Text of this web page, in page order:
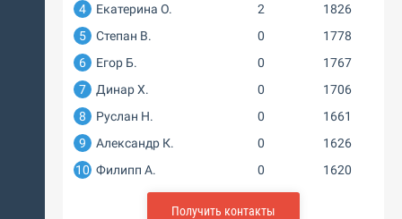
4
Екатерина О. 2
1826
5
Степан В. 0
1778
6
Егор Б. 0
1767
7
Динар Х. 0
1706
8
Руслан Н. 0
1661
9
Александр К. 0
1626
10 Филипп А. 0 1620
Получить контакты